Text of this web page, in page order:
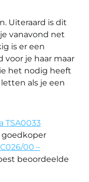
Uiteraard is dit
vanavond net
is er een
voor je haar maar
het nodig heeft
als je een
TSA0033
goedkoper
00 –
beoordeelde